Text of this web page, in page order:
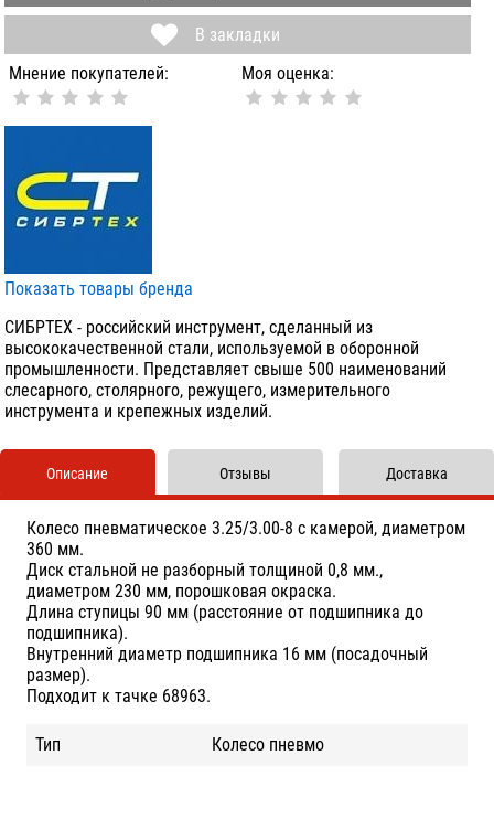
В закладки
Мнение покупателей:
Моя оценка:
Показать товары бренда
СИБРТЕХ - российский инструмент, сделанный из
высококачественной стали, используемой в оборонной
промышленности. Представляет свыше 500 наименований
слесарного, столярного, режущего, измерительного
инструмента и крепежных изделий.
Описание
Колесо пневматическое 3.25/3.00-8 с камерой, диаметром
360 мм.
Диск стальной не разборный толщиной 0,8 мм.,
диаметром 230 мм, порошковая окраска.
Длина ступицы 90 мм (расстояние от подшипника до
подшипника).
Внутренний диаметр подшипника 16 мм (посадочный
размер).
Подходит к тачке 68963.
Тип Колесо пневмо
Отзывы Доставка